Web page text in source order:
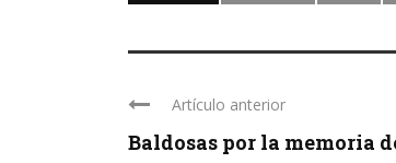
Artículo anterior
Baldosas por la memoria